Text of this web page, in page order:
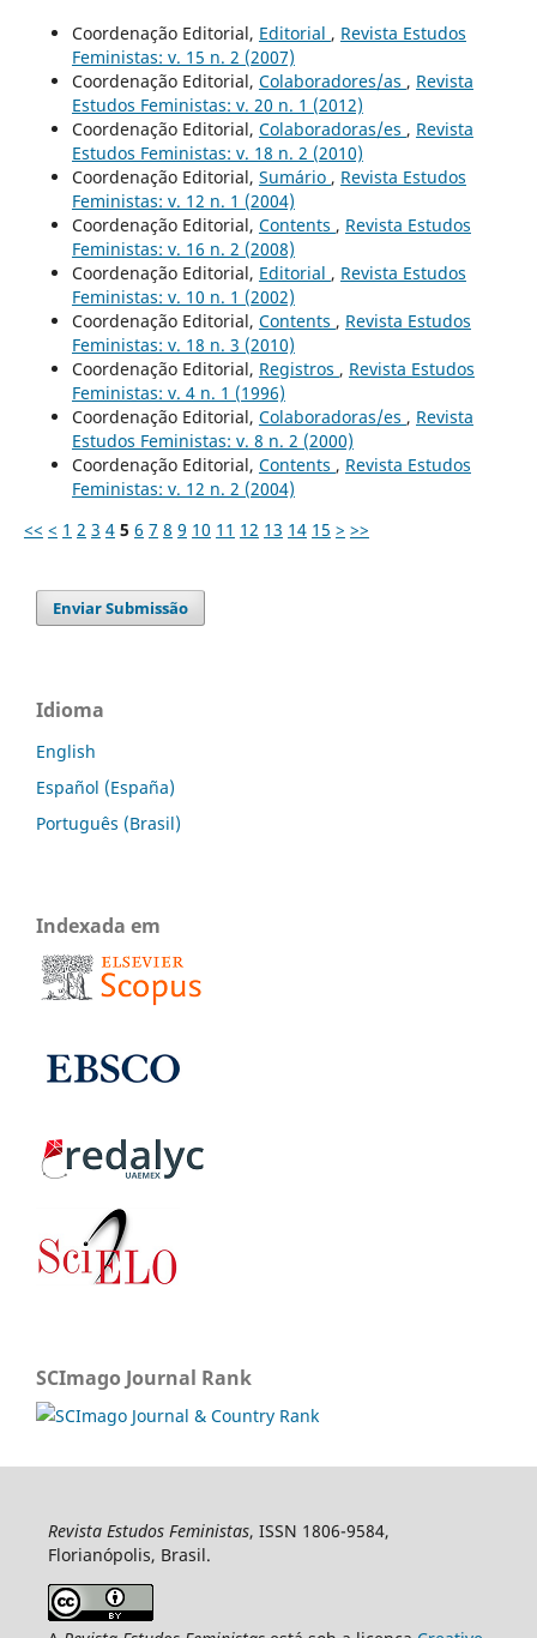
Coordenação Editorial, Editorial , Revista Estudos
Feministas: v. 15 n. 2 (2007)
Coordenação Editorial, Colaboradores/as , Revista
Estudos Feministas: v. 20 n. 1 (2012)
Coordenação Editorial, Colaboradoras/es , Revista
Estudos Feministas: v. 18 n. 2 (2010)
Coordenação Editorial, Sumário , Revista Estudos
Feministas: v. 12 n. 1 (2004)
Coordenação Editorial, Contents , Revista Estudos
Feministas: v. 16 n. 2 (2008)
Coordenação Editorial, Editorial , Revista Estudos
Feministas: v. 10 n. 1 (2002)
Coordenação Editorial, Contents , Revista Estudos
Feministas: v. 18 n. 3 (2010)
Coordenação Editorial, Registros , Revista Estudos
Feministas: v. 4 n. 1 (1996)
Coordenação Editorial, Colaboradoras/es , Revista
Estudos Feministas: v. 8 n. 2 (2000)
Coordenação Editorial, Contents , Revista Estudos
Feministas: v. 12 n. 2 (2004)
<< < 1 2 3 4 5 6 7 8 9 10 11 12 13 14 15 > >>
Enviar Submissão
Idioma
English
Español (España)
Português (Brasil)
Indexada em
SCImago Journal Rank
Revista Estudos Feministas, ISSN 1806-9584,
Florianópolis, Brasil.